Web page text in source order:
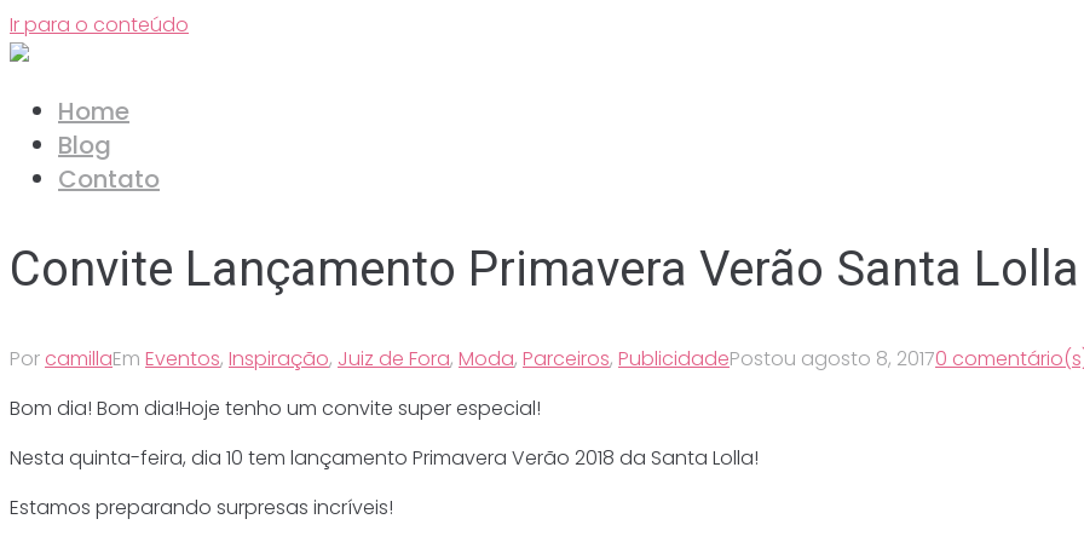
Ir para o conteúdo
Home
Blog
Contato
Convite Lançamento Primavera Verão Santa Lolla
Por camillaEm Eventos, Inspiração, Juiz de Fora, Moda, Parceiros, PublicidadePostou agosto 8, 20170
Bom dia! Bom dia!Hoje tenho um convite super especial!
Nesta quinta-feira, dia 10 tem lançamento Primavera Verão 2018 da Santa Lolla!
Estamos preparando surpresas incríveis!